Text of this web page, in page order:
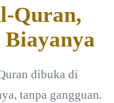
Quran,
dibuka di
tanpa gangguan.